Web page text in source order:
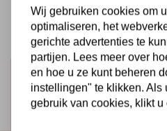
Schrijf je in voor de
Ontvang als eerste onze
Wij gebruiken cookies om
optimaliseren, het
gerichte advertenties te
partijen. Lees meer over
en hoe u ze kunt beheren
instellingen" te klikken. Als
gebruik van cookies, klikt u